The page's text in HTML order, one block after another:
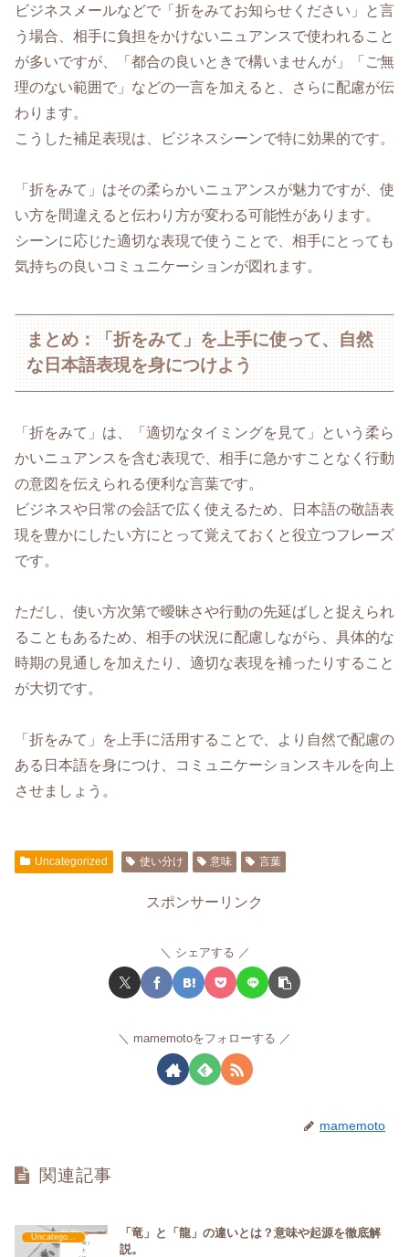
ビジネスメールなどで「折をみてお知らせください」と言
う場合、相手に負担をかけないニュアンスで使われること
が多いですが、「都合の良いときで構いませんが」「ご無
理のない範囲で」などの一言を加えると、さらに配慮が伝
わります。
こうした補足表現は、ビジネスシーンで特に効果的です。
「折をみて」はその柔らかいニュアンスが魅力ですが、使
い方を間違えると伝わり方が変わる可能性があります。
シーンに応じた適切な表現で使うことで、相手にとっても
気持ちの良いコミュニケーションが図れます。
まとめ：「折をみて」を上手に使って、自然
な日本語表現を身につけよう
「折をみて」は、「適切なタイミングを見て」という柔ら
かいニュアンスを含む表現で、相手に急かすことなく行動
の意図を伝えられる便利な言葉です。
ビジネスや日常の会話で広く使えるため、日本語の敬語表
現を豊かにしたい方にとって覚えておくと役立つフレーズ
です。
ただし、使い方次第で曖昧さや行動の先延ばしと捉えられ
ることもあるため、相手の状況に配慮しながら、具体的な
時期の見通しを加えたり、適切な表現を補ったりすること
が大切です。
「折をみて」を上手に活用することで、より自然で配慮の
ある日本語を身につけ、コミュニケーションスキルを向上
させましょう。
Uncategorized 使い分け 意味 言葉
スポンサーリンク
シェアする
mamemotoをフォローする
mamemoto
関連記事
「竜」と「龍」の違いとは？意味や起源を徹底解
説。